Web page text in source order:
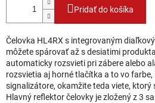
Pridať do košíka
Čelovka HL4RX s integrovaným
môžete spárovať až s desiatimi
automaticky rozsvieti pri zábere alebo
rozsvietia aj horné tlačítka a to vo
signalizátore, okamžite teda viete, ktorý
Hlavný reflektor čelovky je zložený z 3